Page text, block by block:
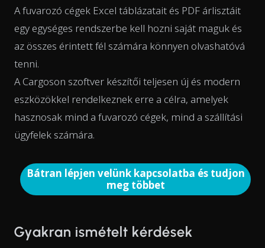
A fuvarozó cégek Excel táblázatait és PDF árlisztáit
egy egységes rendszerbe kell hozni saját maguk és
az összes érintett fél számára könnyen olvashatóvá
tenni.
A Cargoson szoftver készítői teljesen új és modern
eszközökkel rendelkeznek erre a célra, amelyek
hasznosak mind a fuvarozó cégek, mind a szállítási
ügyfelek számára.
Bátran lépjen velünk kapcsolatba és tudjon
meg többet
Gyakran ismételt kérdések